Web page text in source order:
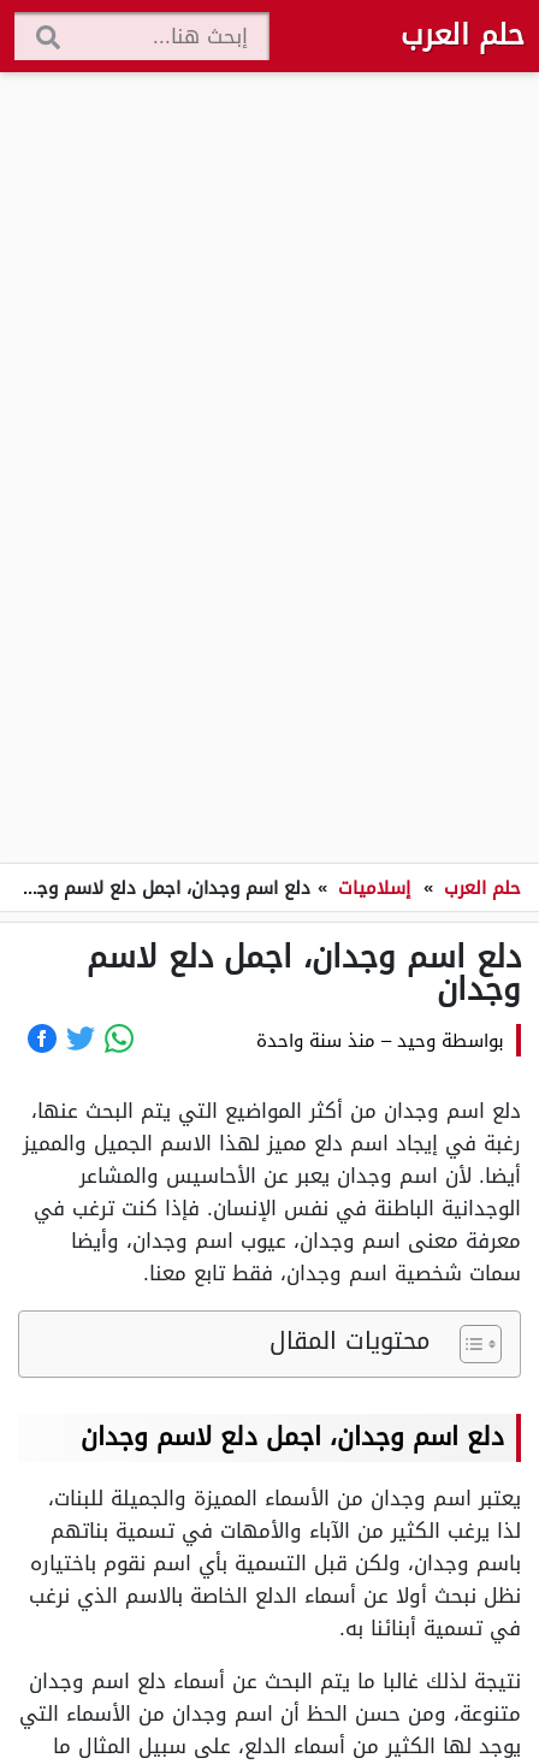
حلم العرب
حلم العرب » إسلاميات » دلع اسم وجدان، اجمل دلع لاسم وجدان
دلع اسم وجدان، اجمل دلع لاسم
وجدان
بواسطة وحيد– منذ سنة واحدة
دلع اسم وجدان من أكثر المواضيع التي يتم البحث عنها،
رغبة في إيجاد اسم دلع مميز لهذا الاسم الجميل والمميز
أيضا. لأن اسم وجدان يعبر عن الأحاسيس والمشاعر
الوجدانية الباطنة في نفس الإنسان. فإذا كنت ترغب في
معرفة معنى اسم وجدان، عيوب اسم وجدان، وأيضا
سمات شخصية اسم وجدان، فقط تابع معنا.
محتويات المقال
دلع اسم وجدان، اجمل دلع لاسم وجدان
يعتبر اسم وجدان من الأسماء المميزة والجميلة للبنات،
لذا يرغب الكثير من الآباء والأمهات في تسمية بناتهم
باسم وجدان، ولكن قبل التسمية بأي اسم نقوم باختياره
نظل نبحث أولا عن أسماء الدلع الخاصة بالاسم الذي نرغب
في تسمية أبنائنا به.
نتيجة لذلك غالبا ما يتم البحث عن أسماء دلع اسم وجدان
متنوعة، ومن حسن الحظ أن اسم وجدان من الأسماء التي
يوجد لها الكثير من أسماء الدلع، على سبيل المثال ما